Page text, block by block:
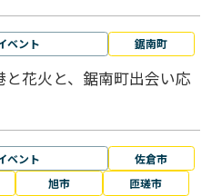
ベント 鋸南町
花火と、鋸南町出会い応
ベント
佐倉市
旭市
匝瑳市